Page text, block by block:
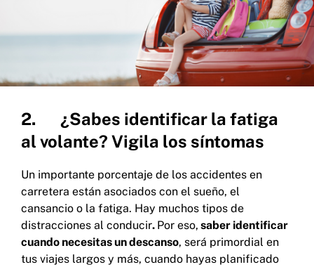
2. ¿Sabes identificar la fatiga
al volante? Vigila los síntomas
Un importante porcentaje de los accidentes en
carretera están asociados con el sueño, el
cansancio o la fatiga. Hay muchos tipos de
distracciones al conducir. Por eso, saber identificar
cuando necesitas un descanso, será primordial en
tus viajes largos y más, cuando hayas planificado